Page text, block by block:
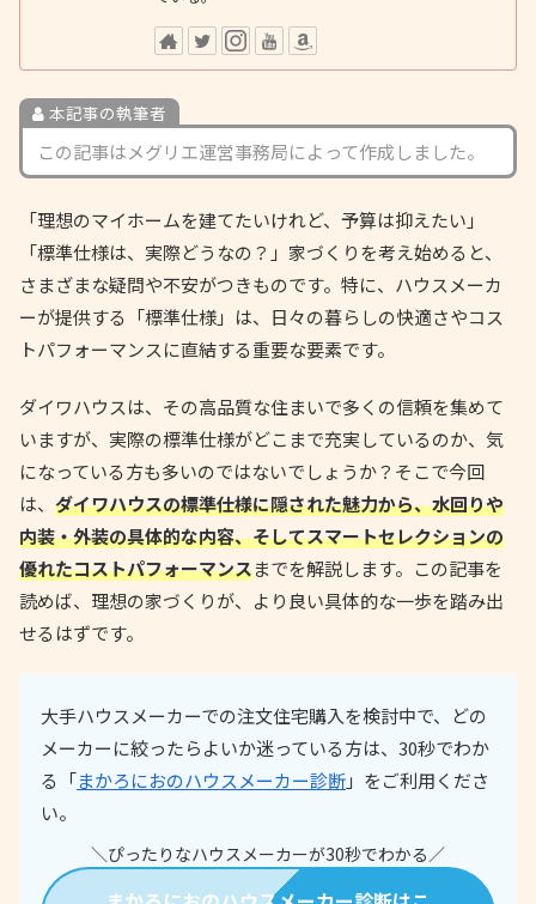
本記事の執筆者
この記事はメグリエ運営事務局によって作成しました。
「理想のマイホームを建てたいけれど、予算は抑えたい」
「標準仕様は、実際どうなの？」家づくりを考え始めると、
さまざまな疑問や不安がつきものです。特に、ハウスメーカ
ーが提供する「標準仕様」は、日々の暮らしの快適さやコス
トパフォーマンスに直結する重要な要素です。
ダイワハウスは、その高品質な住まいで多くの信頼を集めて
いますが、実際の標準仕様がどこまで充実しているのか、気
になっている方も多いのではないでしょうか？そこで今回
は、 ダイワハウスの標準仕様に隠された魅力から、水回りや
内装・外装の具体的な内容、そしてスマートセレクションの
優れたコストパフォーマンスまでを解説します。この記事を
読めば、理想の家づくりが、より良い具体的な一歩を踏み出
せるはずです。
大手ハウスメーカーでの注文住宅購入を検討中で、どの
メーカーに絞ったらよいか迷っている方は、30秒でわか
る「まかろにおのハウスメーカー診断」をご利用くださ
い。
＼ぴったりなハウスメーカーが30秒でわかる／